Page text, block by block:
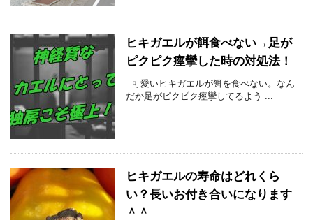
ヒキガエルが餌食べない→足が
ピクピク痙攣した時の対処法！
可愛いヒキガエルが餌を食べない。なん
だか足がピクピク痙攣してるよう ...
ヒキガエルの寿命はどれくら
い？長いお付き合いになります
＾＾